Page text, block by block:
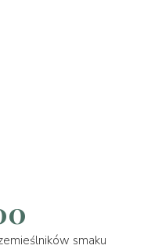
smaku